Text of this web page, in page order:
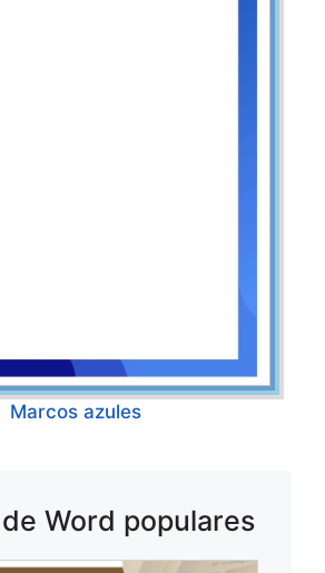
Marcos azules
Word populares